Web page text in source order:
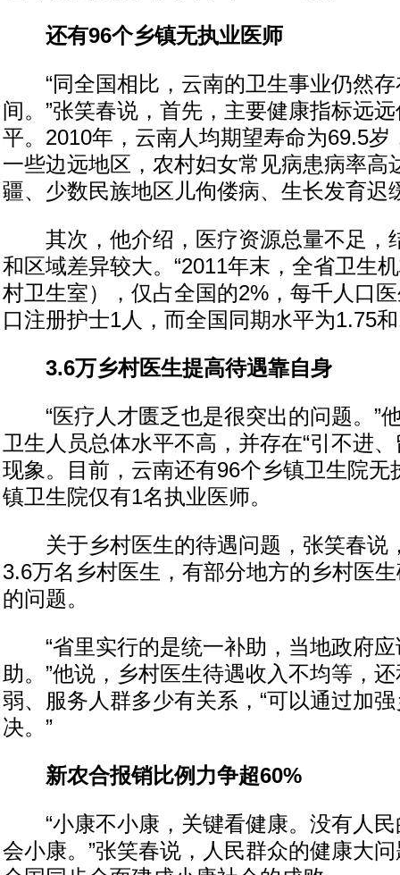
还有96个乡镇无执业医师
“同全国相比，云南的卫生事业仍然存
间。”张笑春说，首先，主要健康指标远
平。2010年，云南人均期望寿命为69.5岁
一些边远地区，农村妇女常见病患病率高
疆、少数民族地区儿佝偻病、生长发育迟
其次，他介绍，医疗资源总量不足，
和区域差异较大。“2011年末，全省卫生
村卫生室），仅占全国的2%，每千人口
口注册护士1人，而全国同期水平为1.75和
3.6万乡村医生提高待遇靠自身
“医疗人才匮乏也是很突出的问题。”
卫生人员总体水平不高，并存在“引不进
现象。目前，云南还有96个乡镇卫生院无
镇卫生院仅有1名执业医师。
关于乡村医生的待遇问题，张笑春说
3.6万名乡村医生，有部分地方的乡村医
的问题。
“省里实行的是统一补助，当地政府应
助。”他说，乡村医生待遇收入不均等，
弱、服务人群多少有关系，“可以通过加
决。”
新农合报销比例力争超60%
“小康不小康，关键看健康。没有人民
会小康。”张笑春说，人民群众的健康大